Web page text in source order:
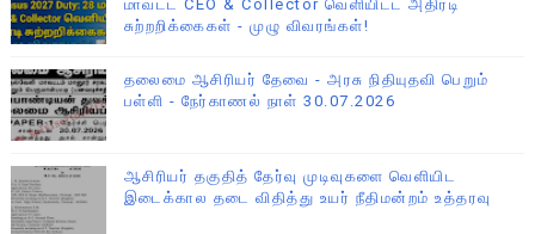
மாவட்ட CEO & Collector வெளியிட்ட அதிரடி
சுற்றறிக்கைகள் - முழு விவரங்கள்!
தலைமை ஆசிரியர் தேவை - அரசு நிதியுதவி பெறும்
பள்ளி - நேர்காணல் நாள் 30.07.2026
ஆசிரியர் தகுதித் தேர்வு முடிவுகளை வெளியிட
இடைக்கால தடை விதித்து உயர் நீதிமன்றம் உத்தரவு